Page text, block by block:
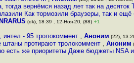
тогда вернёмся назад лет так на десяток
Как тормозили браузеры, так и
(ok), 18:39 , 12-Ноя-20, (88) +1
интел - 95 тролокоммент , Аноним (22),
штаны протирают тролокоммент , Аноним
есть же приоритеты Даже бюджеты NSA